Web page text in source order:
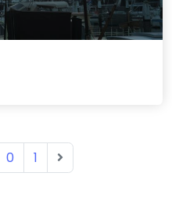
0 1